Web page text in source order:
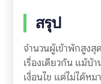
สรุป
จำนวนผู้เข้าพักสูง
เรื่องเดียวกัน แม้บ้
เงื่อนไข แต่ไม่ได้ห